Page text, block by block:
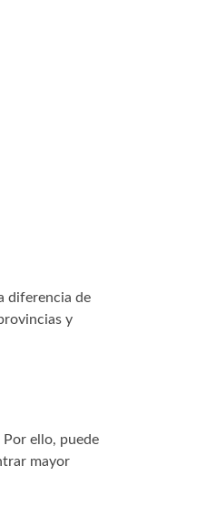
diferencia de
y
ello, puede
mayor